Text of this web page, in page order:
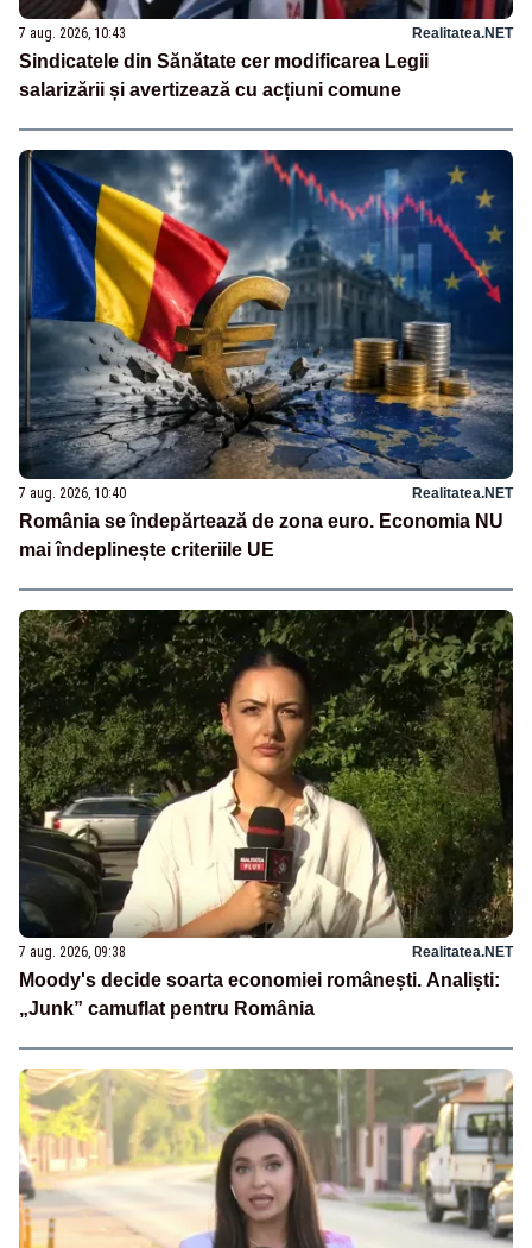
7 aug. 2026, 10:43 Realitatea.NET
Sindicatele din Sănătate cer modificarea Legii
salarizării și avertizează cu acțiuni comune
7 aug. 2026, 10:40 Realitatea.NET
România se îndepărtează de zona euro. Economia NU
mai îndeplinește criteriile UE
7 aug. 2026, 09:38 Realitatea.NET
Moody's decide soarta economiei românești. Analiști:
„Junk” camuflat pentru România